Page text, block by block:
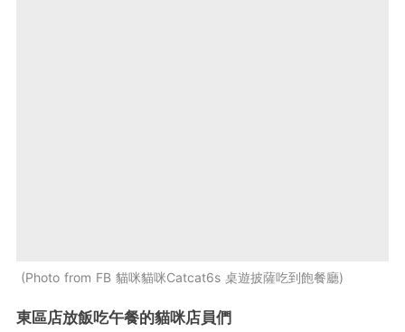
Photo from FB 貓咪貓咪Catcat6s 桌遊披薩吃到飽餐廳
東區店放飯吃午餐的貓咪店員們